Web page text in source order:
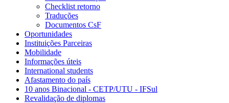
Checklist retorno
Traduções
Documentos CsF
Oportunidades
Instituições Parceiras
Mobilidade
Informações úteis
International students
Afastamento do país
10 anos Binacional - CETP/UTU - IFSul
Revalidação de diplomas